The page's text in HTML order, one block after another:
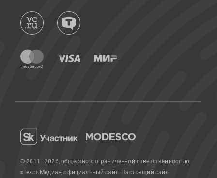
© 2011—2026, общество с ограниченной ответственностью
«Текст Медиа», официальный сайт. Настоящий сайт